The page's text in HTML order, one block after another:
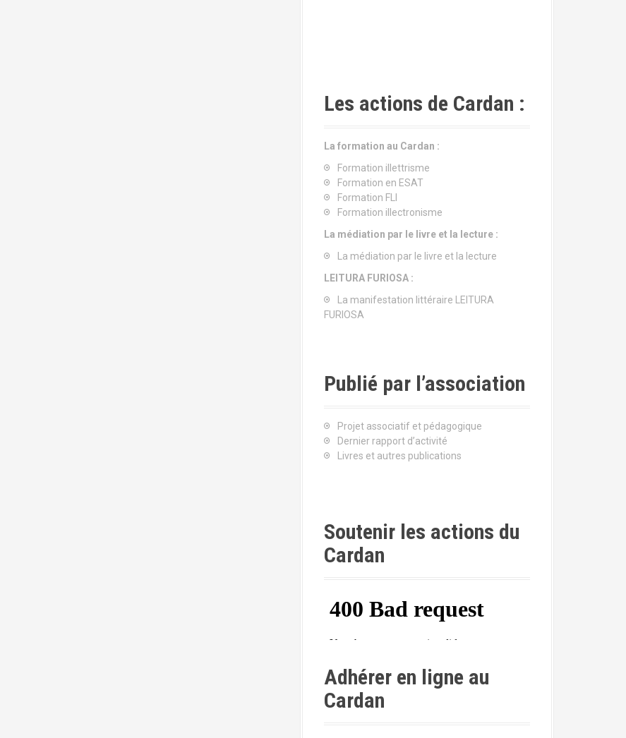
Les actions de Cardan :
La formation au Cardan :
Formation illettrisme
Formation en ESAT
Formation FLI
Formation illectronisme
La médiation par le livre et la lecture :
La médiation par le livre et la lecture
LEITURA FURIOSA :
La manifestation littéraire LEITURA
FURIOSA
Publié par l’association
Projet associatif et pédagogique
Dernier rapport d’activité
Livres et autres publications
Soutenir les actions du
Cardan
Adhérer en ligne au
Cardan